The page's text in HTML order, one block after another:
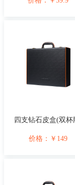
四支钻石皮盒(双杯
价格： ￥ 149